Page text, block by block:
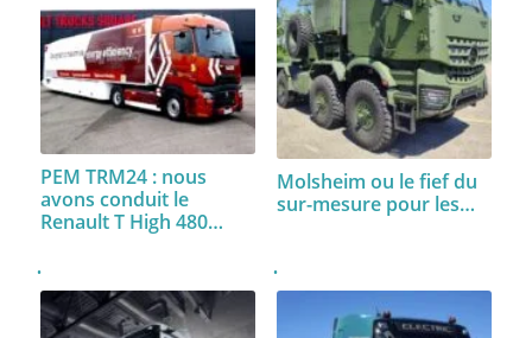
PEM TRM24 : nous
avons conduit le
Renault T High 480…
Molsheim ou le fief du
sur-mesure pour les…